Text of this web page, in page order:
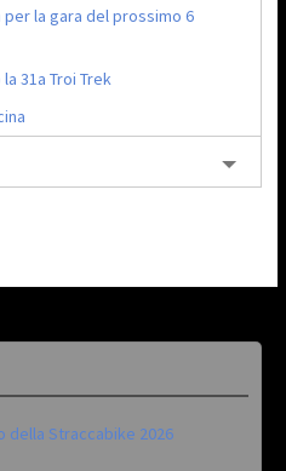
la gara del prossimo 6
31a Troi Trek
della Straccabike 2026